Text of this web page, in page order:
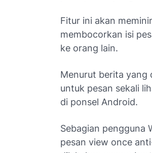
Fitur ini akan
membocorkan isi
ke orang lain.
Menurut berita yang
untuk pesan sekali
di ponsel Android.
Sebagian pengguna
pesan view once